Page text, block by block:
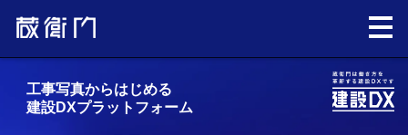
工事写真からはじめる
建設DXプラットフォーム